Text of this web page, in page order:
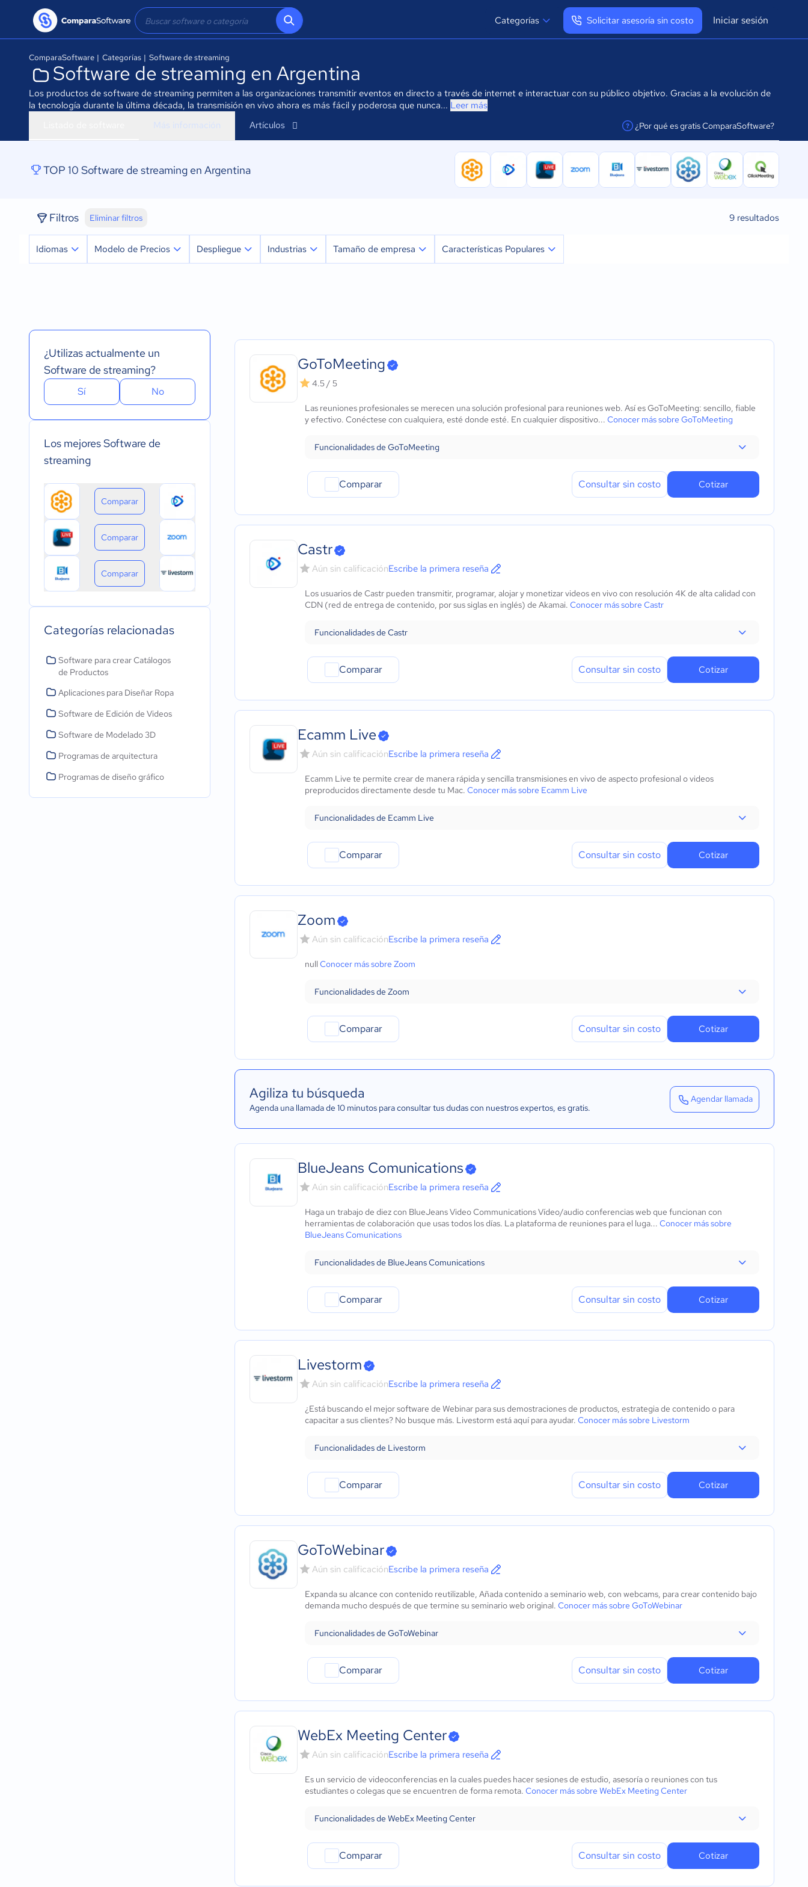
Categorías Solicitar asesoría sin costo Iniciar sesión
Cerrar sesión
ComparaSoftware | Categorías | Software de streaming
Software de streaming en Argentina
Los productos de software de streaming permiten a las organizaciones transmitir eventos en directo a través de internet e interactuar con su público objetivo. Gracias a la evolución de
la tecnología durante la última década, la transmisión en vivo ahora es más fácil y poderosa que nunca... Leer más
Más información Artículos ¿Por qué es gratis ComparaSoftware?
facilitar la conexión
TOP 10 Software de streaming en Argentina
Filtros Eliminar filtros 9 resultados
Idiomas Modelo de Precios
Pago de única vez
Despliegue
Dispositivo móvil - iOS Nativo
Dispositivo móvil - Android Nativo
Industrias
Seguros
Legales
Farmacéutica
Bienes raíces
Minorista
Software / TI
Gobierno
Marketing y Comunicación
Automotriz
Comercio Electrónico
Ventas y servicios
Tecnología
Recursos Humanos
Aeroespacial y defensa
Moda y textiles
Tamaño de empresa Características Populares
Multistreaming
¿Utilizas actualmente un
Software de streaming?
Sí No
Los mejores Software de
streaming
Comparar
Comparar
Comparar
Categorías relacionadas
Software para crear Catálogos
de Productos
Aplicaciones para Diseñar Ropa
Software de Edición de Videos
Software de Modelado 3D
Programas de arquitectura
Programas de diseño gráfico
GoToMeeting
4.5 / 5
Las reuniones profesionales se merecen una solución profesional para reuniones web. Así es GoToMeeting: sencillo, fiable
y efectivo. Conéctese con cualquiera, esté donde esté. En cualquier dispositivo... Conocer más sobre GoToMeeting
Funcionalidades de GoToMeeting
Comparar Consultar sin costo Cotizar
Castr
Aún sin calificaciónEscribe la primera reseña
Los usuarios de Castr pueden transmitir, programar, alojar y monetizar videos en vivo con resolución 4K de alta calidad con
CDN (red de entrega de contenido, por sus siglas en inglés) de Akamai. Conocer más sobre Castr
Funcionalidades de Castr
Comparar Consultar sin costo Cotizar
Ecamm Live
Aún sin calificaciónEscribe la primera reseña
Ecamm Live te permite crear de manera rápida y sencilla transmisiones en vivo de aspecto profesional o videos
preproducidos directamente desde tu Mac. Conocer más sobre Ecamm Live
Funcionalidades de Ecamm Live
Comparar Consultar sin costo Cotizar
Zoom
Aún sin calificaciónEscribe la primera reseña
null Conocer más sobre Zoom
Funcionalidades de Zoom
Comparar Consultar sin costo Cotizar
Agiliza tu búsqueda
Agenda una llamada de 10 minutos para consultar tus dudas con nuestros expertos, es gratis.
Agendar llamada
BlueJeans Comunications
Aún sin calificaciónEscribe la primera reseña
Haga un trabajo de diez con BlueJeans Video Communications Vídeo/audio conferencias web que funcionan con
herramientas de colaboración que usas todos los días. La plataforma de reuniones para el luga... Conocer más sobre
BlueJeans Comunications
Funcionalidades de BlueJeans Comunications
Comparar Consultar sin costo Cotizar
Livestorm
Aún sin calificaciónEscribe la primera reseña
¿Está buscando el mejor software de Webinar para sus demostraciones de productos, estrategia de contenido o para
capacitar a sus clientes? No busque más. Livestorm está aquí para ayudar. Conocer más sobre Livestorm
Funcionalidades de Livestorm
Comparar Consultar sin costo Cotizar
GoToWebinar
Aún sin calificaciónEscribe la primera reseña
Expanda su alcance con contenido reutilizable, Añada contenido a seminario web, con webcams, para crear contenido bajo
demanda mucho después de que termine su seminario web original. Conocer más sobre GoToWebinar
Funcionalidades de GoToWebinar
Comparar Consultar sin costo Cotizar
WebEx Meeting Center
Aún sin calificaciónEscribe la primera reseña
Es un servicio de videoconferencias en la cuales puedes hacer sesiones de estudio, asesoría o reuniones con tus
estudiantes o colegas que se encuentren de forma remota. Conocer más sobre WebEx Meeting Center
Funcionalidades de WebEx Meeting Center
Comparar Consultar sin costo Cotizar